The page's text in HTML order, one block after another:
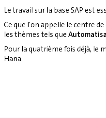
Le travail sur la base SAP est
Ce que l'on appelle le centre
les thèmes tels que
Pour la quatrième fois déjà, le
Hana.